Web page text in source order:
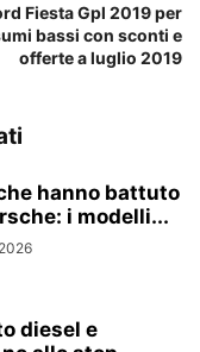
Fiesta Gpl 2019 per
bassi con sconti e
offerte a luglio 2019
hanno battuto
i modelli...
diesel e